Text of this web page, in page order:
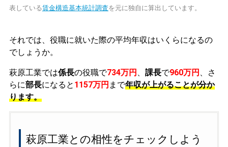
表している賃金構造基本統計調査を元に独自に算出しています。
それでは、役職に就いた際の平均年収はいくらになるの
でしょうか。
萩原工業では係長の役職で734万円 課長で960万円
、さ
らに部長になると 1157万円 まで年収が上がることが分か
ります。
萩原工業との相性をチェックしよう